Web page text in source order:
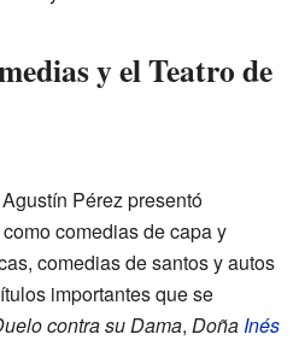
y el Teatro de
Pérez presentó
comedias de capa y
comedias de santos y autos
importantes que se
contra su Dama, Doña Inés